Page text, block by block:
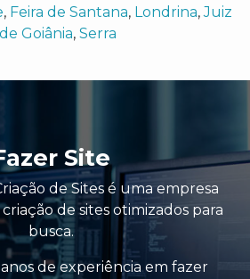
, Feira de Santana, Londrina,Juiz
Goiânia, Serra
Site
de Sites é uma empresa
de sites otimizados para
busca.
de experiência em fazer